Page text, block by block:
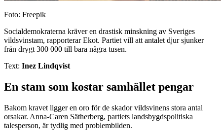
Foto: Freepik
Socialdemokraterna kräver en drastisk minskning av Sveriges
vildsvinstam, rapporterar Ekot. Partiet vill att antalet djur sjunker
från drygt 300 000 till bara några tusen.
Text: Inez Lindqvist
En stam som kostar samhället pengar
Bakom kravet ligger en oro för de skador vildsvinens stora antal
orsakar. Anna-Caren Sätherberg, partiets landsbygdspolitiska
talesperson, är tydlig med problembilden.